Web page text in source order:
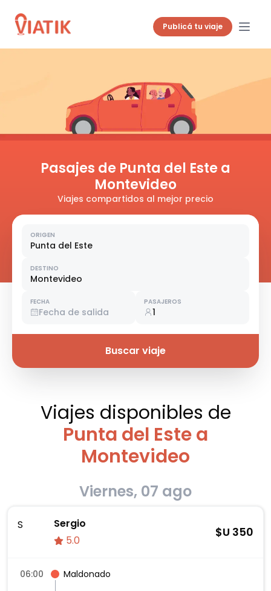
Publicá tu viaje
Pasajes de Punta del Este a
Montevideo
Viajes compartidos al mejor precio
ORIGEN
Punta del Este
DESTINO
Montevideo
FECHA
Fecha de salida
PASAJEROS
1
Buscar viaje
Viajes disponibles de
Punta del Este a
Montevideo
Viernes, 07 ago
S
Sergio
5.0
$U 350
06:00
Maldonado